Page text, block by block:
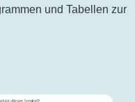
und Tabellen zur